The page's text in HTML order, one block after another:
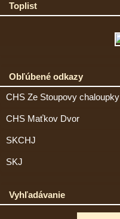
Toplist
Obľúbené odkazy
CHS Ze Stoupovy chaloupky
CHS Maťkov Dvor
SKCHJ
SKJ
Vyhľadávanie